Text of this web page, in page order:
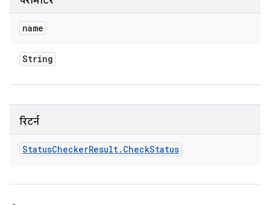
name
String
रिटर्न
StatusCheckerResult. CheckStatus